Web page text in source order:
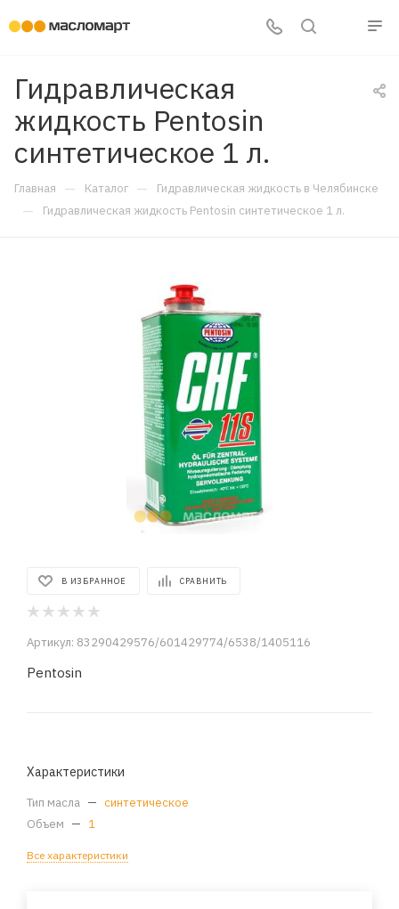
Гидравлическая
жидкость Pentosin
синтетическое 1 л.
Главная — Каталог — Гидравлическая жидкость в Челябинске
— Гидравлическая жидкость Pentosin синтетическое 1 л.
В ИЗБРАННОЕ СРАВНИТЬ
Артикул: 83290429576/601429774/6538/1405116
Pentosin
Характеристики
Тип масла — синтетическое
Объем — 1
Все характеристики